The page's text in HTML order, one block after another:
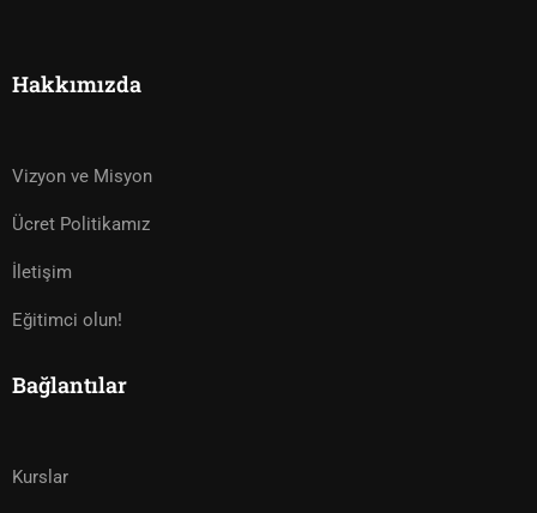
Hakkımızda
Vizyon ve Misyon
Ücret Politikamız
İletişim
Eğitimci olun!
Bağlantılar
Kurslar